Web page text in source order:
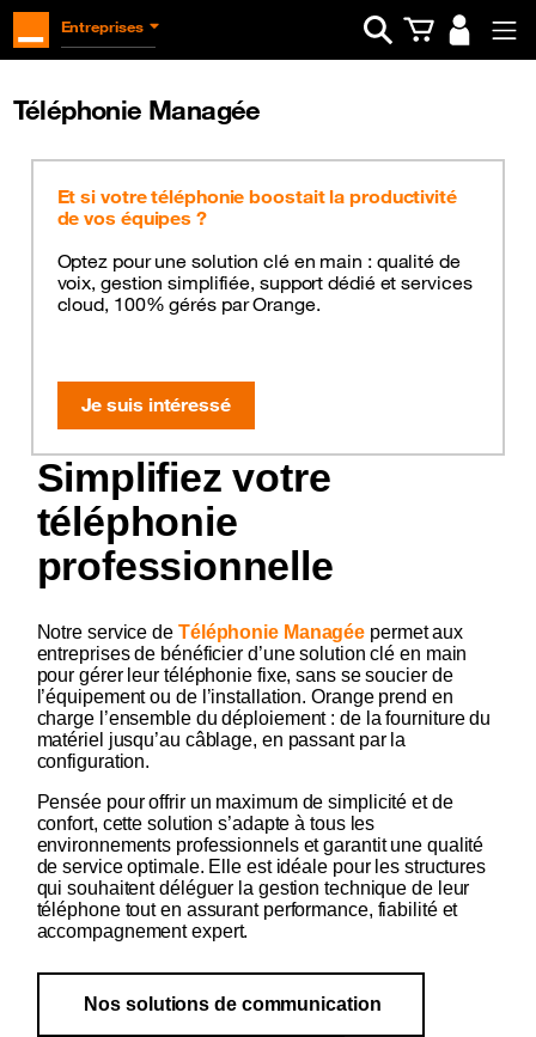
Entreprises Ouvrir la barre
Téléphonie Managée
Et si votre téléphonie boostait la productivité
de vos équipes ?
Optez pour une solution clé en main : qualité de
voix, gestion simplifiée, support dédié et services
cloud, 100% gérés par Orange.
Je suis intéressé
Simplifiez votre
téléphonie
professionnelle
Notre service de Téléphonie Managée permet aux
entreprises de bénéficier d’une solution clé en main
pour gérer leur téléphonie fixe, sans se soucier de
l’équipement ou de l’installation. Orange prend en
charge l’ensemble du déploiement : de la fourniture du
matériel jusqu’au câblage, en passant par la
configuration.
Pensée pour offrir un maximum de simplicité et de
confort, cette solution s’adapte à tous les
environnements professionnels et garantit une qualité
de service optimale. Elle est idéale pour les structures
qui souhaitent déléguer la gestion technique de leur
téléphone tout en assurant performance, fiabilité et
accompagnement expert.
Nos solutions de communication